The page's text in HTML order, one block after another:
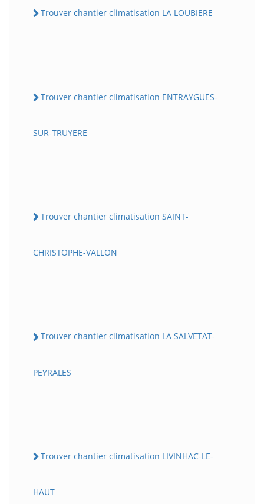
Trouver chantier climatisation LA LOUBIERE
Trouver chantier climatisation ENTRAYGUES-
SUR-TRUYERE
Trouver chantier climatisation SAINT-
CHRISTOPHE-VALLON
Trouver chantier climatisation LA SALVETAT-
PEYRALES
Trouver chantier climatisation LIVINHAC-LE-
HAUT